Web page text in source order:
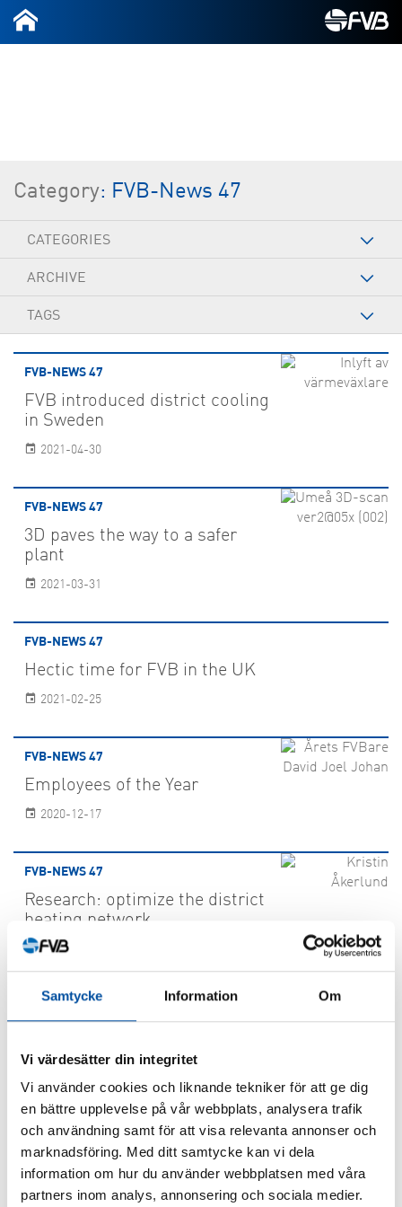
Samtycke Information Om
Vi värdesätter din integritet
Vi använder cookies och liknande tekniker för att ge dig
en bättre upplevelse på vår webbplats, analysera trafik
och användning samt för att visa relevanta annonser och
marknadsföring. Med ditt samtycke kan vi dela
information om hur du använder webbplatsen med våra
partners inom analys, annonsering och sociala medier.
Category: FVB-News 47
CATEGORIES
ARCHIVE
TAGS
FVB-NEWS 47
FVB introduced district cooling
in Sweden
2021-04-30
FVB-NEWS 47
3D paves the way to a safer
plant
2021-03-31
FVB-NEWS 47
Hectic time for FVB in the UK
2021-02-25
FVB-NEWS 47
Employees of the Year
2020-12-17
FVB-NEWS 47
Research: optimize the district
heating network
2020-12-17
FVB-NEWS 47
digital format
2020-12-15
FVB-News 47: New faces at FVB
2020-12-15